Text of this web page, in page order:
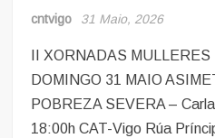
cntvigo 31 Maio, 2026
II XORNADAS
DOMINGO 31 MAIO
POBREZA SEVERA –
18:00h CAT-Vigo Rúa